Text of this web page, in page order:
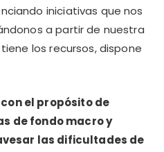
iniciativas que nos
a partir de nuestra
los recursos, dispone
el propósito de
de fondo macro y
las dificultades de